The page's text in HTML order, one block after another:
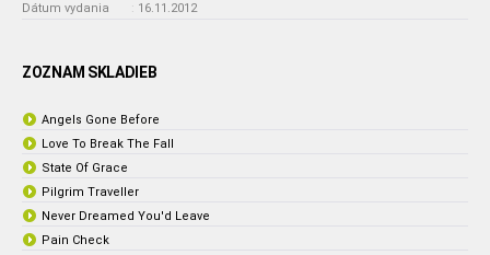
Dátum vydania
: 16.11.2012
ZOZNAM SKLADIEB
Angels Gone Before
Love To Break The Fall
State Of Grace
Pilgrim Traveller
Never Dreamed You'd Leave
Pain Check